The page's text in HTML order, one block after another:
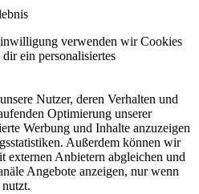
verwenden wir Cookies
ein personalisiertes
Nutzer, deren Verhalten und
Optimierung unserer
Werbung und Inhalte anzuzeigen
Außerdem können wir
externen Anbietern abgleichen und
Angebote anzeigen, nur wenn